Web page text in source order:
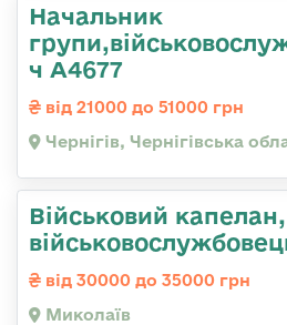
Начальник
ч А4677
від 21000 до 51000 грн
Чернігів, Чернігівська
Військовий капелан,
від 30000 до 35000 грн
Миколаїв